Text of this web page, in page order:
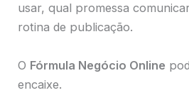
usar, qual promessa
rotina de publicação.
O Fórmula Negócio Online
encaixe.